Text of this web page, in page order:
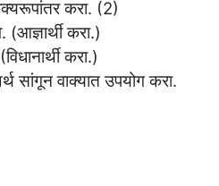
करा. (2)
करा.)
करा.)
सांगून वाक्यात उपयोग करा.